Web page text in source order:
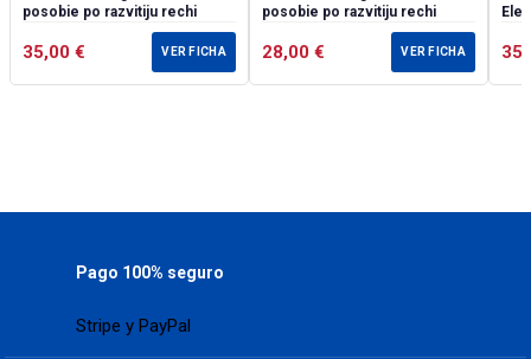
posobie po razvitiju rechi
35,00 € VER FICHA
posobie po razvitiju rechi
28,00 € VER FICHA
Pago 100% seguro
Stripe y PayPal